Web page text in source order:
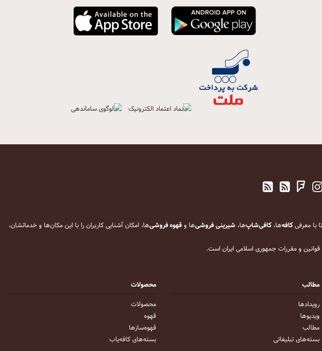
کافه‌ها، کافی‌شاپ‌ها، شیرینی فروشی‌ها وقهوه فروشی‌ها، امکان آشنایی کاربران را با این مکان‌ها و خدماتشان،
و مقررات جمهوری اسلامی ایران است.
مطالب
رویداد‌ها
ویدیو‌ها
مطالب
بسته‌های تبلیغاتی
محصولات
محصولات
قهوه
قهوه‌ساز‌ها
بسته‌های کافه‌یاب